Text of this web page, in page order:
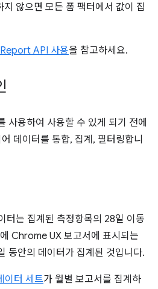
지 않으면 모든 폼 팩터에서 값이 집
API 사용을 참고하세요.
사용하여 사용할 수 있게 되기 전에
데이터를 통합, 집계, 필터링합니
터는 집계된 측정항목의 28일 이동
Chrome UX 보고서에 표시되는
동안의 데이터가 집계된 것입니다.
이터 세트가 월별 보고서를 집계하